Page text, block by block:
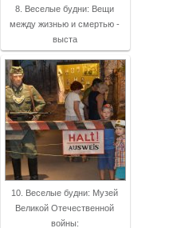
8. Веселые будни: Вещи
между жизнью и смертью -
выста
10. Веселые будни: Музей
Великой Отечественной
войны: